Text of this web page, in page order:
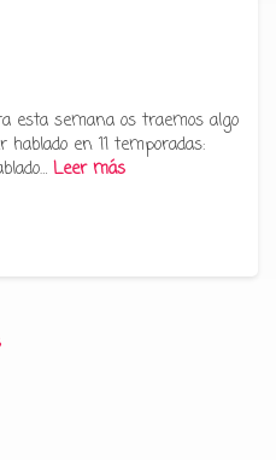
esta semana os traemos algo
en 11 temporadas:
Leer más